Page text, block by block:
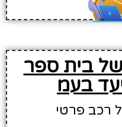
של בית ספר
בעמ
רכב פרטי